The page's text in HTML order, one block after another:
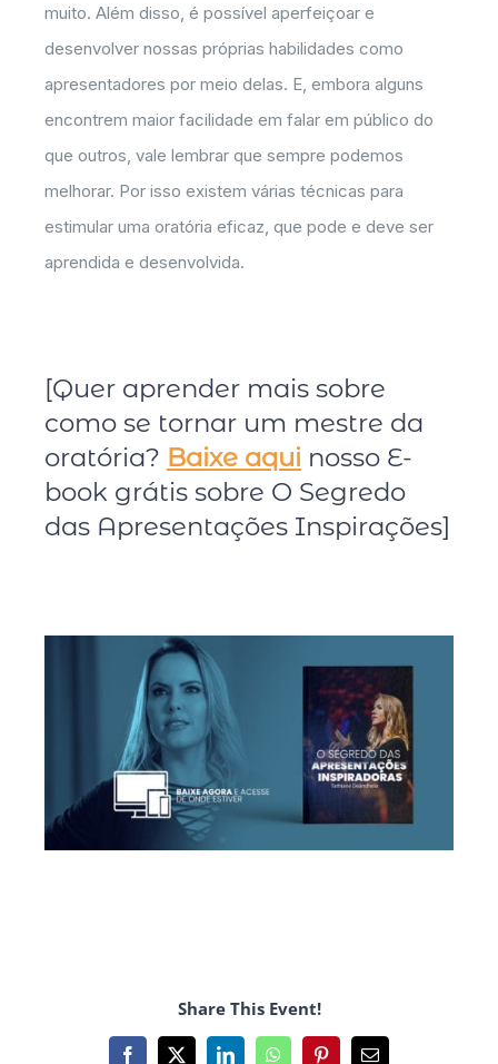
muito. Além disso, é possível aperfeiçoar e
desenvolver nossas próprias habilidades como
apresentadores por meio delas. E, embora alguns
encontrem maior facilidade em falar em público do
que outros, vale lembrar que sempre podemos
melhorar. Por isso existem várias técnicas para
estimular uma oratória eficaz, que pode e deve ser
aprendida e desenvolvida.
[Quer aprender mais sobre
como se tornar um mestre da
oratória? Baixe aquinosso E-
book grátis sobre O Segredo
das Apresentações Inspirações]
Share This Event!